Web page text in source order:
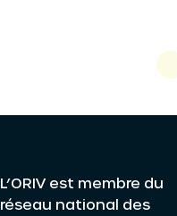
L’ORIV est membre du
réseau national des